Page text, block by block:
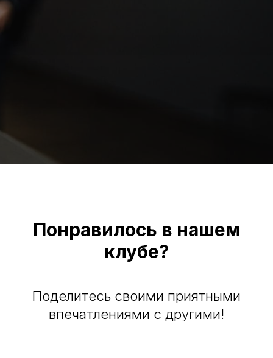
Понравилось в нашем
клубе?
Поделитесь своими приятными
впечатлениями с другими!